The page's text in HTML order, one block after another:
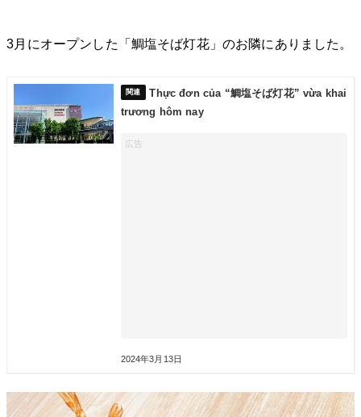
3月にオープンした「鯛塩そば灯花」のお隣にありました。
Thực đơn của “鯛塩そば灯花” vừa khai
trương hôm nay
2024年3月13日